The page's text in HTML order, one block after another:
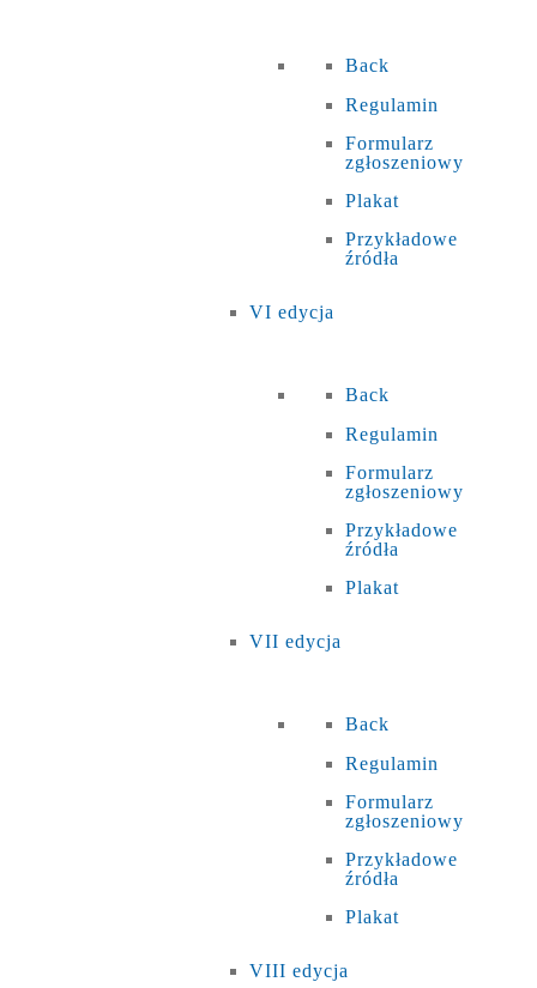
Back
Regulamin
Formularz
zgłoszeniowy
Plakat
Przykładowe
źródła
VI edycja
Back
Regulamin
Formularz
zgłoszeniowy
Przykładowe
źródła
Plakat
VII edycja
Back
Regulamin
Formularz
zgłoszeniowy
Przykładowe
źródła
Plakat
VIII edycja